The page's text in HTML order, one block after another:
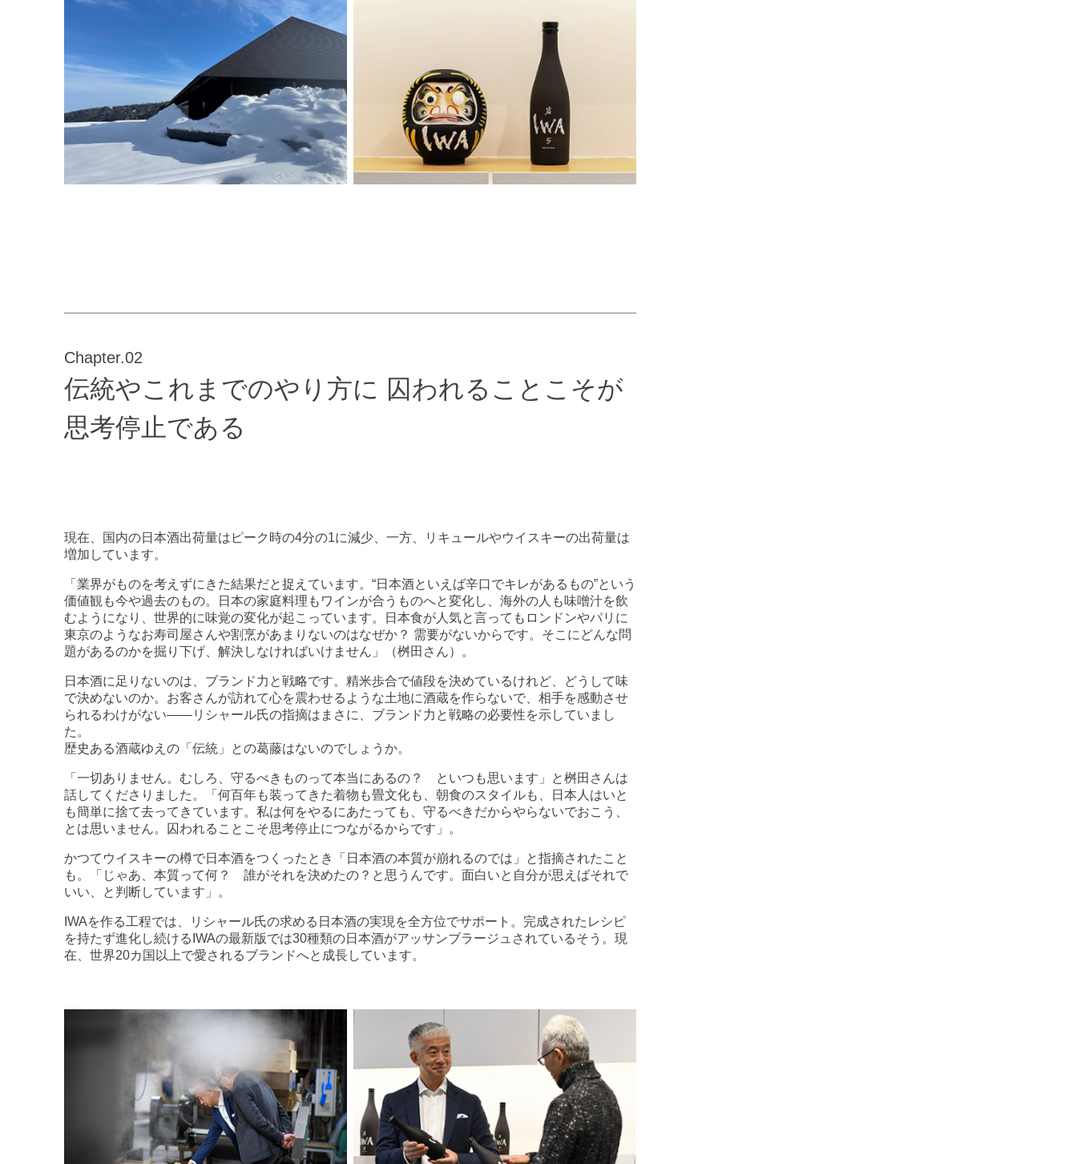
Chapter.02
伝統やこれまでのやり方に 囚われることこそが
思考停止である
現在、国内の日本酒出荷量はピーク時の4分の1に減少、一方、リキュールやウイスキーの出荷量は
増加しています。
「業界がものを考えずにきた結果だと捉えています。“日本酒といえば辛口でキレがあるもの”という
価値観も今や過去のもの。日本の家庭料理もワインが合うものへと変化し、海外の人も味噌汁を飲
むようになり、世界的に味覚の変化が起こっています。日本食が人気と言ってもロンドンやパリに
東京のようなお寿司屋さんや割烹があまりないのはなぜか？ 需要がないからです。そこにどんな問
題があるのかを掘り下げ、解決しなければいけません」（桝田さん）。
日本酒に足りないのは、ブランド力と戦略です。精米歩合で値段を決めているけれど、どうして味
で決めないのか。お客さんが訪れて心を震わせるような土地に酒蔵を作らないで、相手を感動させ
られるわけがない――リシャール氏の指摘はまさに、ブランド力と戦略の必要性を示していまし
た。
歴史ある酒蔵ゆえの「伝統」との葛藤はないのでしょうか。
「一切ありません。むしろ、守るべきものって本当にあるの？ といつも思います」と桝田さんは
話してくださりました。「何百年も装ってきた着物も畳文化も、朝食のスタイルも、日本人はいと
も簡単に捨て去ってきています。私は何をやるにあたっても、守るべきだからやらないでおこう、
とは思いません。囚われることこそ思考停止につながるからです」。
かつてウイスキーの樽で日本酒をつくったとき「日本酒の本質が崩れるのでは」と指摘されたこと
も。「じゃあ、本質って何？ 誰がそれを決めたの？と思うんです。面白いと自分が思えばそれで
いい、と判断しています」。
IWAを作る工程では、リシャール氏の求める日本酒の実現を全方位でサポート。完成されたレシピ
を持たず進化し続けるIWAの最新版では30種類の日本酒がアッサンブラージュされているそう。現
在、世界20カ国以上で愛されるブランドへと成長しています。